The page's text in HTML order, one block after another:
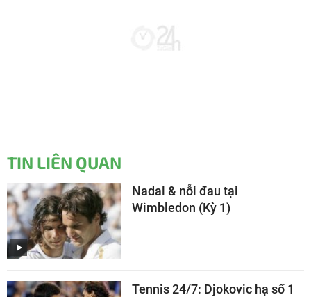
TIN LIÊN QUAN
Nadal & nỗi đau tại
Wimbledon (Kỳ 1)
Tennis 24/7: Djokovic hạ số 1